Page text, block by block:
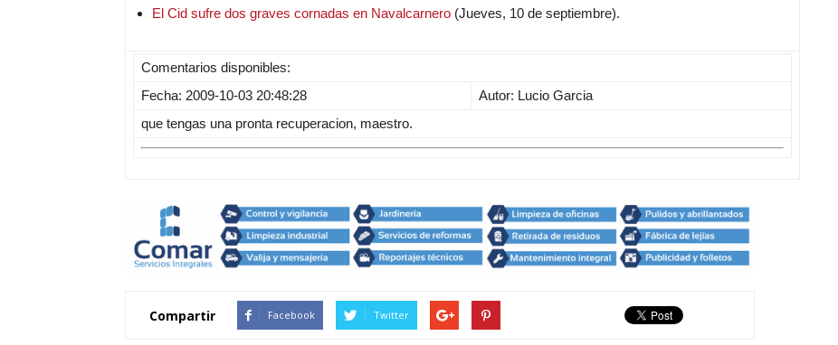
El Cid sufre dos graves cornadas en Navalcarnero (Jueves, 10 de septiembre).
Comentarios disponibles:
Fecha: 2009-10-03 20:48:28
Autor: Lucio Garcia
que tengas una pronta recuperacion, maestro.
Compartir Facebook Twitter